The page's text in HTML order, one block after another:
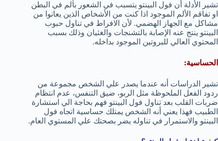
تشير الأدلة أن فول البينتو يتسبب في الشعور بألم في البطن
او تفاقم الألم الموجود اذا كنت من الأشخاص الذين يعانوا من
مشاكل مع الجهاز الهضمي. لأن الافراط في تناول حبوب
البينتو ينتج عنه الإصابة بالتشنجات والغثيان وذلك بسبب
المحتوي العالي للبروتين الموجود بداخله.
الحساسية:
تشير الدراسات أنه عندما يصدر علي الشخص مجموعة من
ردود الفعل الملحوظة مثل الربو، ضيق التنفس، عدم انتظام
ضربات القلب بعد تناول فول البينتو فهم بحاجة الي استشارة
الطبيب فهذا يعني أنه الشخص يمتلك حساسية اتجاه فول
البينتو والاستمرار في تناوله يضر بصحتك علي المستوي العام.